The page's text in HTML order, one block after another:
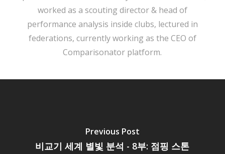
worked as a scouting director & head of
performance analysis inside clubs, lectured in
federations, currently working as the CEO of
Comparisonator platform.
Previous Post
비교기 세계 별빛 분석 - 8부: 점핑 스톤